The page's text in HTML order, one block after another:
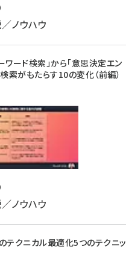
ノウハウ
ワード検索」から「意思決定エン
検索がもたらす10の変化（前編）
ノウハウ
テクニカル最適化5つのテクニッ